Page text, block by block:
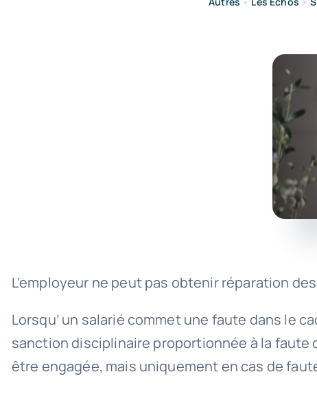
L’employeur ne peut pas obtenir réparation
Lorsqu’ un salarié commet une faute dans le
sanction disciplinaire proportionnée à la faute
être engagée, mais uniquement en cas de